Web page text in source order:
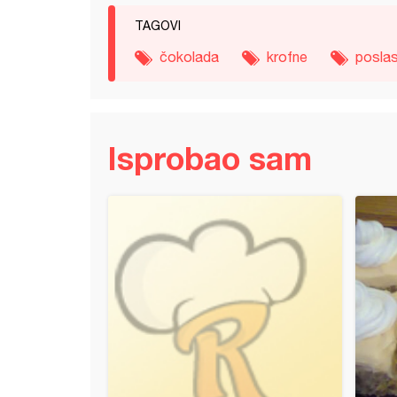
TAGOVI
čokolada krofne
Isprobao sam